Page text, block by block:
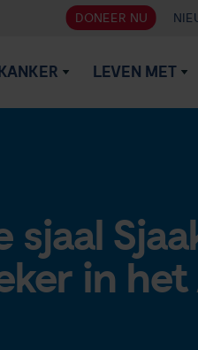
DONEER NU
LEVEN MET
in